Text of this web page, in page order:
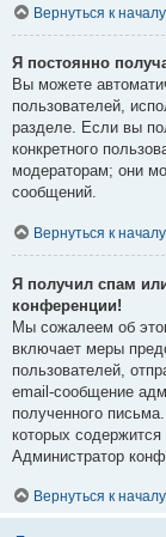
Вернуться к началу
Я постоянно
Вы можете
пользователей,
разделе. Если вы
конкретного
модераторам; они
сообщений.
Вернуться к началу
Я получил спам
конференции!
Мы сожалеем об
включает меры
пользователей,
email-сообщение
полученного
которых
Администратор
Вернуться к началу